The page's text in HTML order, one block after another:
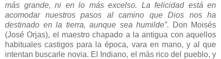
más grande, ni en lo más excelso. La felicidad está en
acomodar nuestros pasos al camino que Dios nos ha
destinado en la tierra, aunque sea humilde”. Don Moisés
(José Orjas), el maestro chapado a la antigua con aquellos
habituales castigos para la época, vara en mano, y al que
intentan buscarle novia. El Indiano, el más rico del pueblo, y